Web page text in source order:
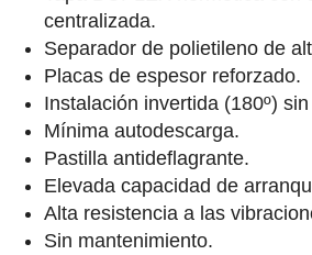
centralizada.
Separador de polietileno de
Placas de espesor reforzado.
Instalación invertida (180º)
Mínima autodescarga.
Pastilla antideflagrante.
Elevada capacidad de
Alta resistencia a las
Sin mantenimiento.